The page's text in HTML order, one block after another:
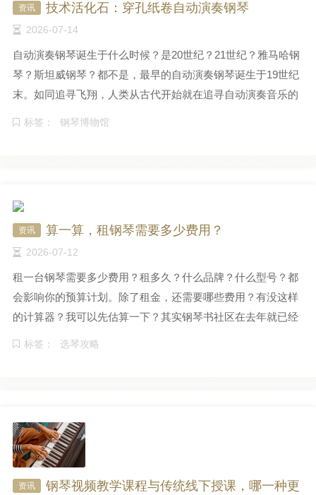
资讯 技术活化石：穿孔纸卷自动演奏钢琴
2026-07-14
自动演奏钢琴诞生于什么时候？是20世纪？21世纪？雅马哈钢
琴？斯坦威钢琴？都不是，最早的自动演奏钢琴诞生于19世纪
末。如同追寻飞翔，人类从古代开始就在追寻自动演奏音乐的
标签： 钢琴博物馆
资讯 算一算，租钢琴需要多少费用？
2026-07-12
租一台钢琴需要多少费用？租多久？什么品牌？什么型号？都
会影响你的预算计划。除了租金，还需要哪些费用？有没这样
的计算器？我可以先估算一下？其实钢琴书社区在去年就已经
标签： 选琴攻略
资讯 钢琴视频教学课程与传统线下授课，哪一种更